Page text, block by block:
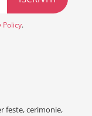
Policy.
feste, cerimonie,